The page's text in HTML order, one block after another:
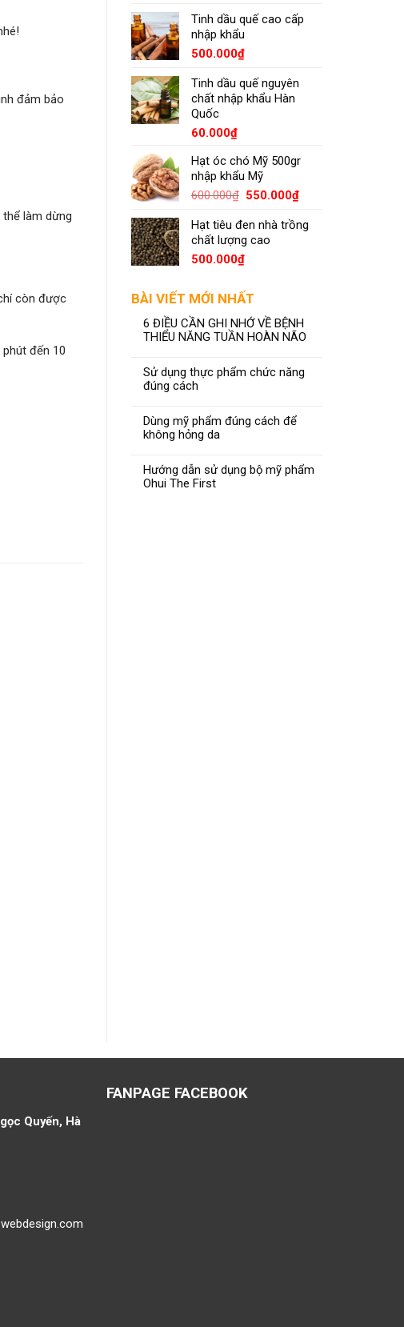
đảm bảo
làm dừng
còn được
đến 10
Tinh dầu quế cao cấp
nhập khẩu
500.000₫
Tinh dầu quế nguyên
chất nhập khẩu Hàn
Quốc
60.000₫
Hạt óc chó Mỹ 500gr
nhập khẩu Mỹ
600.000₫ 550.000₫
Hạt tiêu đen nhà trồng
chất lượng cao
500.000₫
BÀI VIẾT MỚI NHẤT
6 ĐIỀU CẦN GHI NHỚ VỀ BỆNH
THIỂU NĂNG TUẦN HOÀN NÃO
Sử dụng thực phẩm chức năng
đúng cách
Dùng mỹ phẩm đúng cách để
không hỏng da
Hướng dẫn sử dụng bộ mỹ phẩm
Ohui The First
Quyến, Hà
FANPAGE FACEBOOK